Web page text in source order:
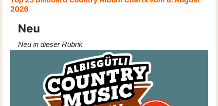
2026
Neu
Neu in dieser Rubrik